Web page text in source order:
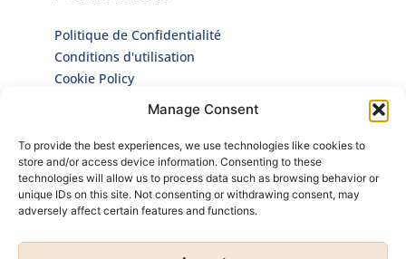
Manage Consent
To provide the best experiences, we use technologies like cookies to
store and/or access device information. Consenting to these
technologies will allow us to process data such as browsing behavior or
unique IDs on this site. Not consenting or withdrawing consent, may
adversely affect certain features and functions.
Politique de Confidentialité
Conditions d'utilisation
Cookie Policy
Inscrivez-vous à notre Newsletter pour être le
premier à connaître toutes nos actualités et
nos nouveaux produits!